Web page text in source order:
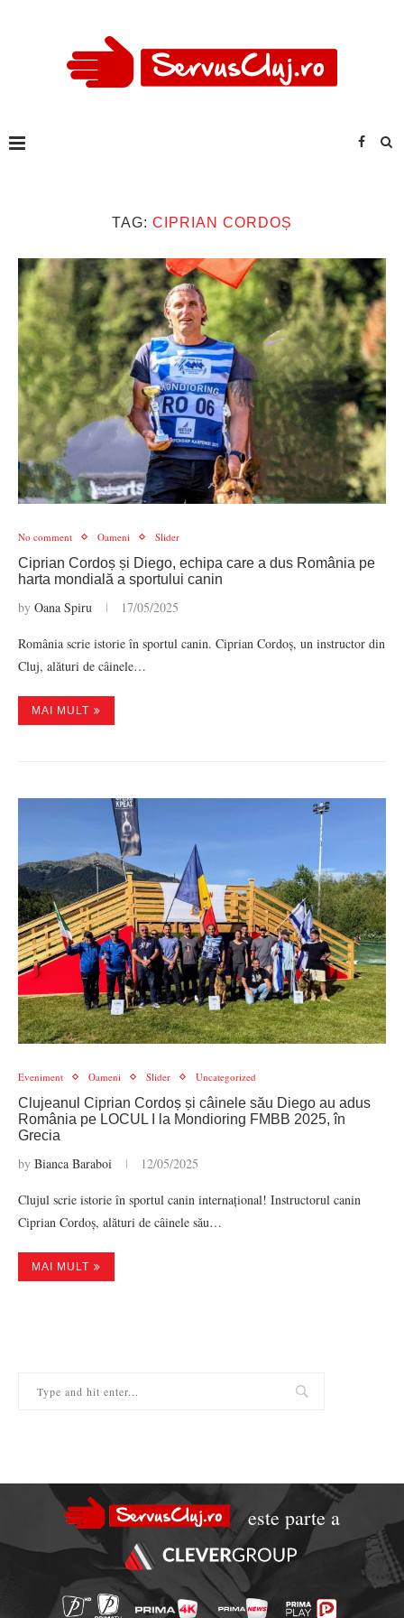
TAG: CIPRIAN CORDOȘ
No comment Oameni Slider
Ciprian Cordoș și Diego, echipa care a dus România pe
harta mondială a sportului canin
by Oana Spiru 17/05/2025
România scrie istorie în sportul canin. Ciprian Cordoș, un instructor din
Cluj, alături de câinele…
MAI MULT
Eveniment Oameni Slider Uncategorized
Clujeanul Ciprian Cordoș și câinele său Diego au adus
România pe LOCUL I la Mondioring FMBB 2025, în
Grecia
by Bianca Baraboi 12/05/2025
Clujul scrie istorie în sportul canin internațional! Instructorul canin
Ciprian Cordoș, alături de câinele său…
MAI MULT
este parte a